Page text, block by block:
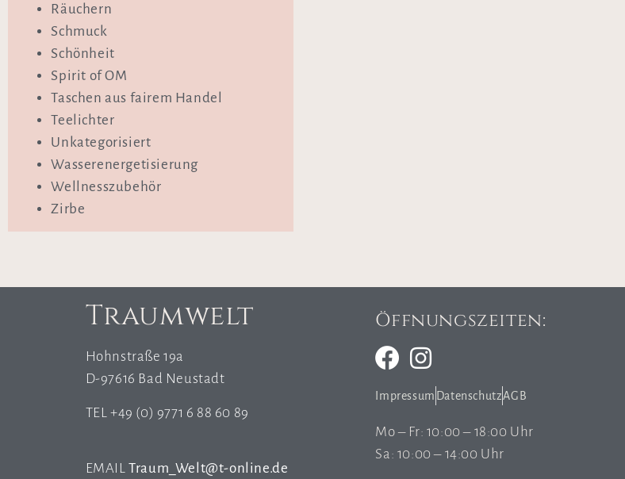
Räuchern
Schmuck
Schönheit
Spirit of OM
Taschen aus fairem Handel
Teelichter
Unkategorisiert
Wasserenergetisierung
Wellnesszubehör
Zirbe
Traumwelt
Hohnstraße 19a
D-97616 Bad Neustadt
TEL +49 (0) 9771 6 88 60 89
EMAILTraum_Welt@t-online.de
Öffnungszeiten:
Impressum DatenschutzAGB
Mo – Fr: 10:00 – 18:00 Uhr
Sa: 10:00 – 14:00 Uhr